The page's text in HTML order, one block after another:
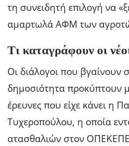
τη συνειδητή επιλογή να
αμαρτωλά ΑΦΜ των
Τι καταγράφουν οι
Οι διάλογοι που βγαίνουν
δημοσιότητα προκύπτουν
έρευνες που είχε κάνει η
Τυχεροπούλου, η οποία
ατασθαλιών στον ΟΠΕΚΕΠΕ